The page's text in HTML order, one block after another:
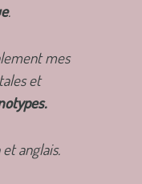
.
mes
et
anglais.